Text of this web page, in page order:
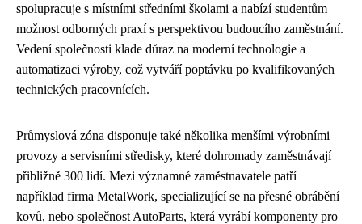
spolupracuje s místními středními školami a nabízí studentům
možnost odborných praxí s perspektivou budoucího zaměstnání.
Vedení společnosti klade důraz na moderní technologie a
automatizaci výroby, což vytváří poptávku po kvalifikovaných
technických pracovnících.
Průmyslová zóna disponuje také několika menšími výrobními
provozy a servisními středisky, které dohromady zaměstnávají
přibližně 300 lidí. Mezi významné zaměstnavatele patří
například firma MetalWork, specializující se na přesné obrábění
kovů, nebo společnost AutoParts, která vyrábí komponenty pro